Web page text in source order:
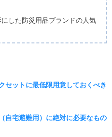
した防災用品ブランドの人気
セットに最低限用意しておくべき
自宅避難用）に絶対に必要なもの